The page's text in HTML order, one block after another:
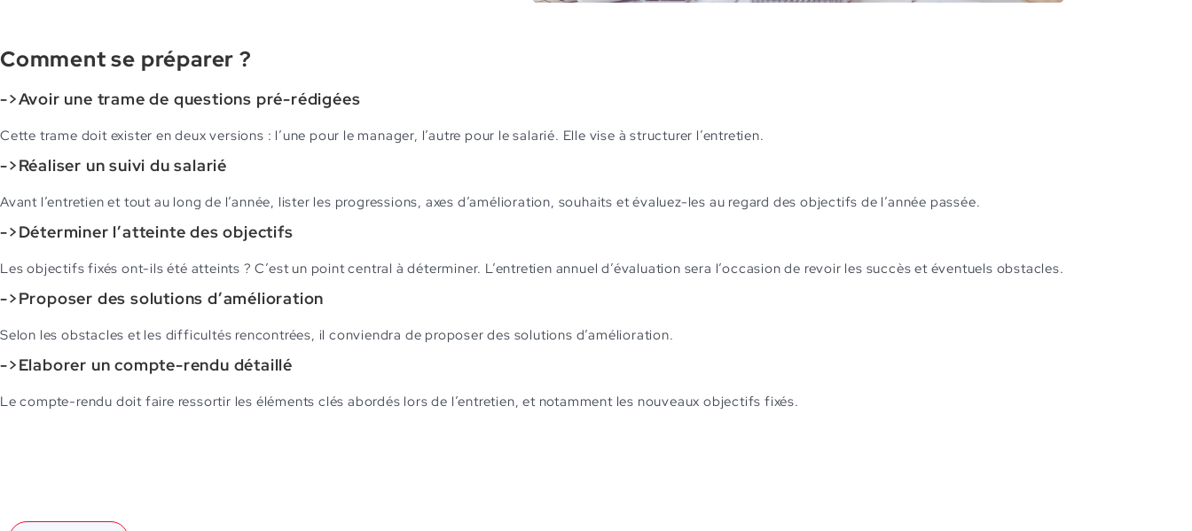
Comment se préparer ?
->Avoir une trame de questions pré-rédigées
Cette trame doit exister en deux versions : l’une pour le manager, l’autre pour le salarié. Elle vise à structurer l’entretien.
->Réaliser un suivi du salarié
Avant l’entretien et tout au long de l’année, lister les progressions, axes d’amélioration, souhaits et évaluez-les au regard des objectifs de l’année passée.
->Déterminer l’atteinte des objectifs
Les objectifs fixés ont-ils été atteints ? C’est un point central à déterminer. L’entretien annuel d’évaluation sera l’occasion de revoir les succès et éventuels obstacles.
->Proposer des solutions d’amélioration
Selon les obstacles et les difficultés rencontrées, il conviendra de proposer des solutions d’amélioration.
->Elaborer un compte-rendu détaillé
Le compte-rendu doit faire ressortir les éléments clés abordés lors de l’entretien, et notamment les nouveaux objectifs fixés.